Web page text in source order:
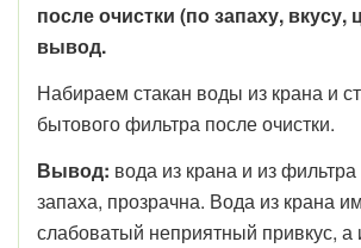
после очистки (по запаху, вкусу,
вывод.
Набираем стакан воды из крана и
бытового фильтра после очистки.
Вывод: вода из крана и из
запаха, прозрачна. Вода из крана
слабоватый неприятный привкус, а